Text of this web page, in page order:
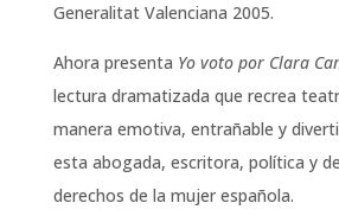
Generalitat Valenciana 2005.
Ahora presenta Yo voto por Clara
lectura dramatizada que recrea
manera emotiva, entrañable y
esta abogada, escritora, política y
derechos de la mujer española.